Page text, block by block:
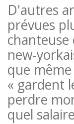
D'autres
prévues
chanteuse
new-
que
« gardent
perdre
quel